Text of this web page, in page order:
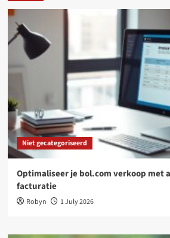
Niet gecategoriseerd
Optimaliseer je bol.com verkoop met
facturatie
Robyn 1 July 2026